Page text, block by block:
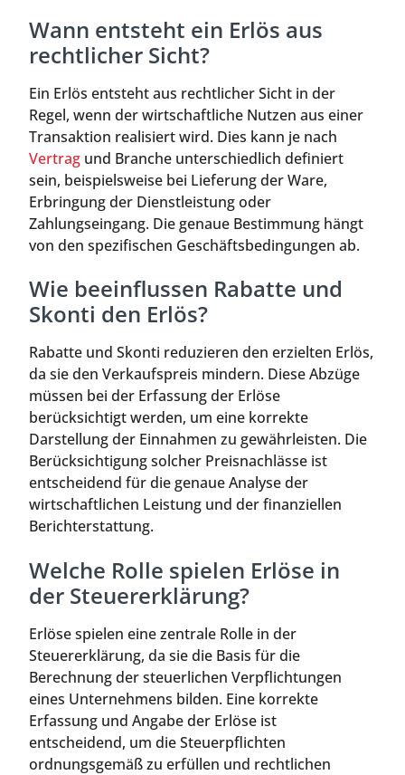
Wann entsteht ein Erlös aus
rechtlicher Sicht?
Ein Erlös entsteht aus rechtlicher Sicht in der
Regel, wenn der wirtschaftliche Nutzen aus einer
Transaktion realisiert wird. Dies kann je nach
Vertrag und Branche unterschiedlich definiert
sein, beispielsweise bei Lieferung der Ware,
Erbringung der Dienstleistung oder
Zahlungseingang. Die genaue Bestimmung hängt
von den spezifischen Geschäftsbedingungen ab.
Wie beeinflussen Rabatte und
Skonti den Erlös?
Rabatte und Skonti reduzieren den erzielten Erlös,
da sie den Verkaufspreis mindern. Diese Abzüge
müssen bei der Erfassung der Erlöse
berücksichtigt werden, um eine korrekte
Darstellung der Einnahmen zu gewährleisten. Die
Berücksichtigung solcher Preisnachlässe ist
entscheidend für die genaue Analyse der
wirtschaftlichen Leistung und der finanziellen
Berichterstattung.
Welche Rolle spielen Erlöse in
der Steuererklärung?
Erlöse spielen eine zentrale Rolle in der
Steuererklärung, da sie die Basis für die
Berechnung der steuerlichen Verpflichtungen
eines Unternehmens bilden. Eine korrekte
Erfassung und Angabe der Erlöse ist
entscheidend, um die Steuerpflichten
ordnungsgemäß zu erfüllen und rechtlichen